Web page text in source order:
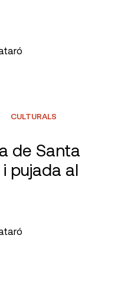
CULTURALS
de Santa
pujada al